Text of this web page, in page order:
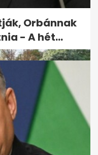
Orbánnak
- A hét...